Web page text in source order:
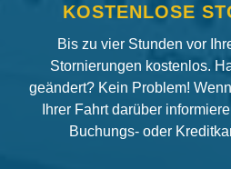
KOSTENLOSE
Bis zu vier Stunden vor
Stornierungen kostenlos.
geändert? Kein Problem!
Ihrer Fahrt darüber
Buchungs- oder